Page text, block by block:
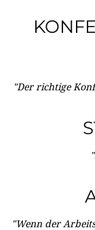
"Der richtige
"Wenn der